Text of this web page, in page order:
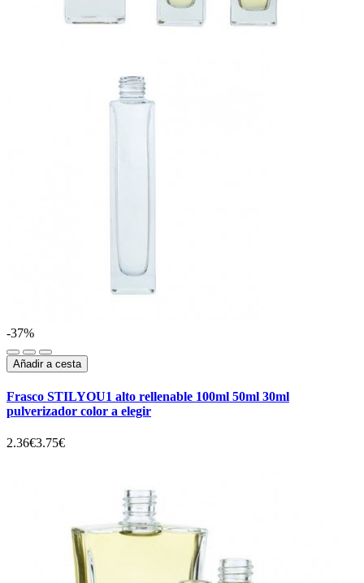
-37%
Añadir a cesta
Frasco STILYOU1 alto rellenable 100ml 50ml 30ml
pulverizador color a elegir
2.36€3.75€